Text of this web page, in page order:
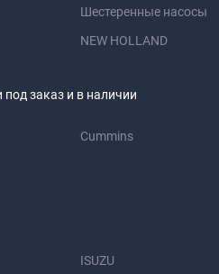
Шестеренные насосы
NEW HOLLAND
под заказ и в наличии
Cummins
ISUZU